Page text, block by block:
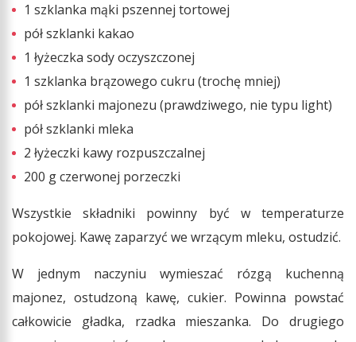
1 szklanka mąki pszennej tortowej
pół szklanki kakao
1 łyżeczka sody oczyszczonej
1 szklanka brązowego cukru (trochę mniej)
pół szklanki majonezu (prawdziwego, nie typu light)
pół szklanki mleka
2 łyżeczki kawy rozpuszczalnej
200 g czerwonej porzeczki
Wszystkie składniki powinny być w temperaturze
pokojowej. Kawę zaparzyć we wrzącym mleku, ostudzić.
W jednym naczyniu wymieszać rózgą kuchenną
majonez, ostudzoną kawę, cukier. Powinna powstać
całkowicie gładka, rzadka mieszanka. Do drugiego